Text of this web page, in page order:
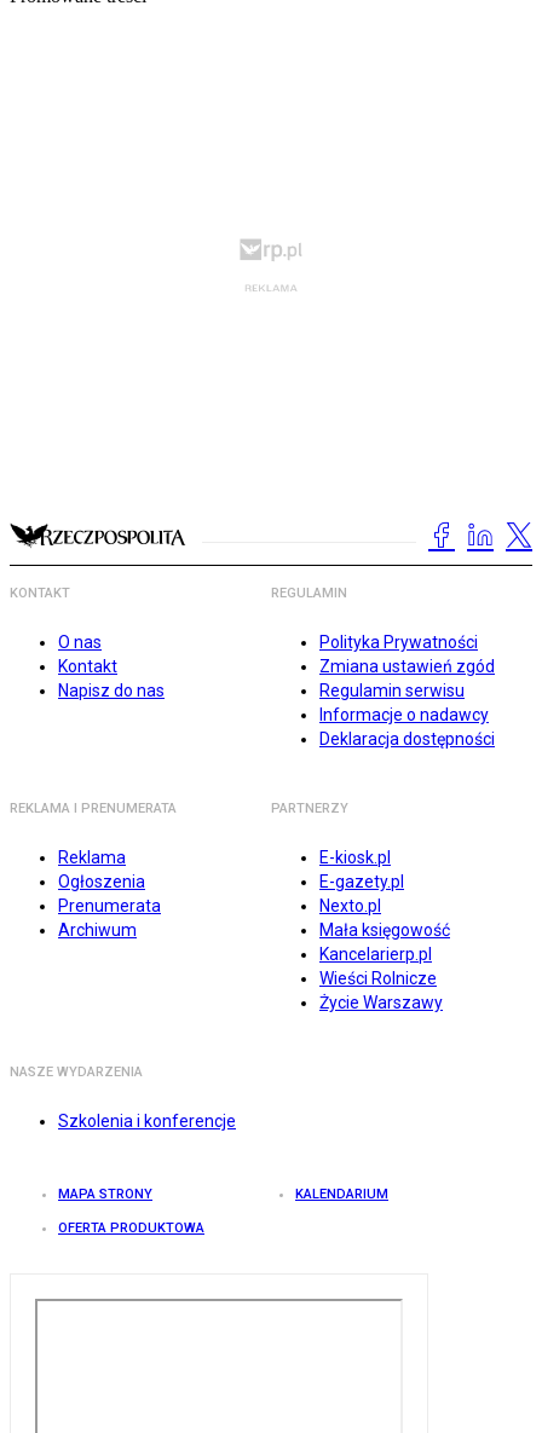
KONTAKT
O nas
Kontakt
Napisz do nas
REGULAMIN
Polityka Prywatności
Zmiana ustawień zgód
Regulamin serwisu
Informacje o nadawcy
Deklaracja dostępności
REKLAMA I PRENUMERATA
Reklama
Ogłoszenia
Prenumerata
Archiwum
PARTNERZY
E-kiosk.pl
E-gazety.pl
Nexto.pl
Mała księgowość
Kancelarierp.pl
Wieści Rolnicze
Życie Warszawy
NASZE WYDARZENIA
Szkolenia i konferencje
MAPA STRONY KALENDARIUM
OFERTA PRODUKTOWA